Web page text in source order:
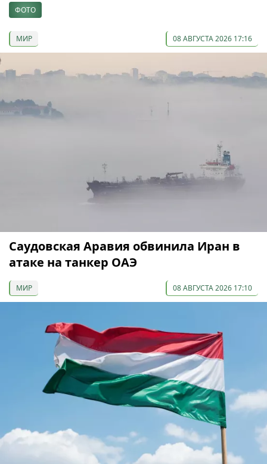
ФОТО
МИР 08 АВГУСТА 2026 17:16
Саудовская Аравия обвинила Иран в
атаке на танкер ОАЭ
МИР 08 АВГУСТА 2026 17:10